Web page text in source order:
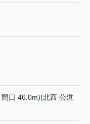
口 46.0m)(北西 公道